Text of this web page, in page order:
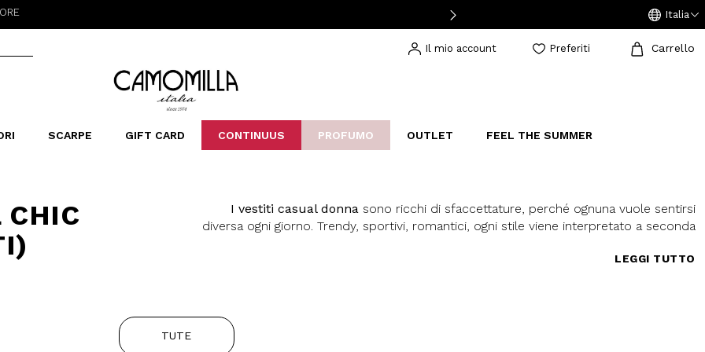
Italia
Il mio account Preferiti Carrello
Camomilla Italia®
SCARPE GIFT CARD CONTINUUS PROFUMO OUTLET FEEL THE SUMMER
CHIC
I vestiti casual donna sono ricchi di sfaccettature, perché ognuna vuole sentirsi
diversa ogni giorno. Trendy, sportivi, romantici, ogni stile viene interpretato a seconda
Qualunque sia il tuo stile, basta un piccolo accessorio per trasformare il vestito
aggiungono le collezioni di pantaloni, accessori e capispalla che sanno interpretare il
LEGGI TUTTO
TUTE